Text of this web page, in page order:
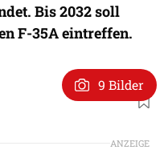
Bis 2032 soll
F-35A eintreffen.
Gubernat (NATO Air Command)
9 Bilder
ANZEIGE